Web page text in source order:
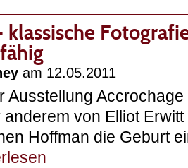
am 12.05.2011
Ausstellung
anderem von Elliot
Hoffman die